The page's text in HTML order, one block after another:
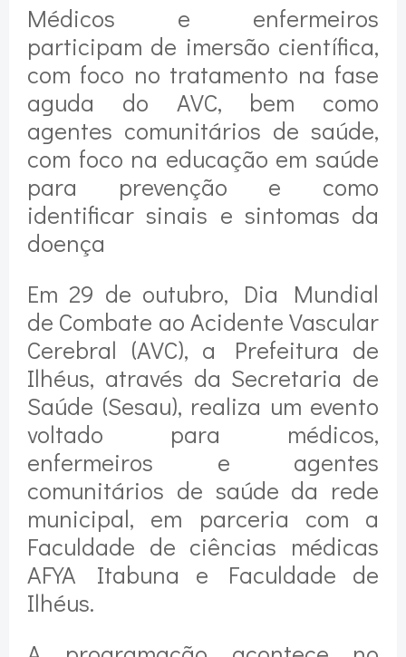
Médicos e enfermeiros
participam de imersão científica,
com foco no tratamento na fase
aguda do AVC, bem como
agentes comunitários de saúde,
com foco na educação em saúde
para prevenção e como
identificar sinais e sintomas da
doença
Em 29 de outubro, Dia Mundial
de Combate ao Acidente Vascular
Cerebral (AVC), a Prefeitura de
Ilhéus, através da Secretaria de
Saúde (Sesau), realiza um evento
voltado para médicos,
enfermeiros e agentes
comunitários de saúde da rede
municipal, em parceria com a
Faculdade de ciências médicas
AFYA Itabuna e Faculdade de
Ilhéus.